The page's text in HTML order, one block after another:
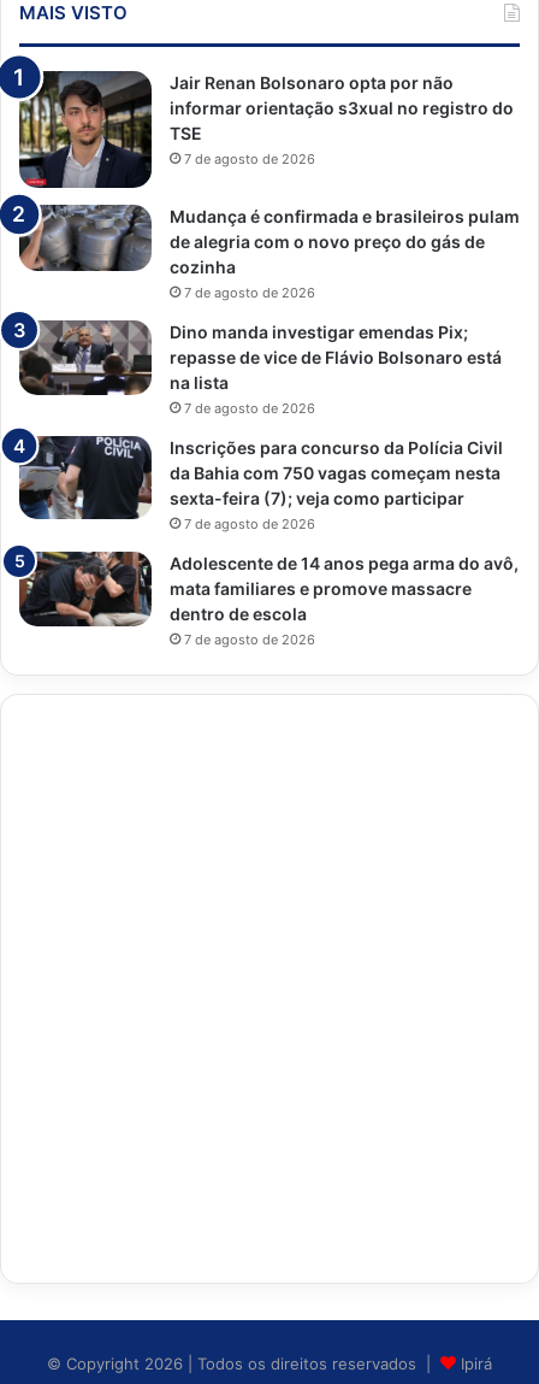
MAIS VISTO
Jair Renan Bolsonaro opta por não
informar orientação s3xual no registro do
TSE
7 de agosto de 2026
Mudança é confirmada e brasileiros pulam
de alegria com o novo preço do gás de
cozinha
7 de agosto de 2026
Dino manda investigar emendas Pix;
repasse de vice de Flávio Bolsonaro está
na lista
7 de agosto de 2026
Inscrições para concurso da Polícia Civil
da Bahia com 750 vagas começam nesta
sexta-feira (7); veja como participar
7 de agosto de 2026
Adolescente de 14 anos pega arma do avô,
mata familiares e promove massacre
dentro de escola
7 de agosto de 2026
© Copyright 2026 | Todos os direitos reservados | Ipirá